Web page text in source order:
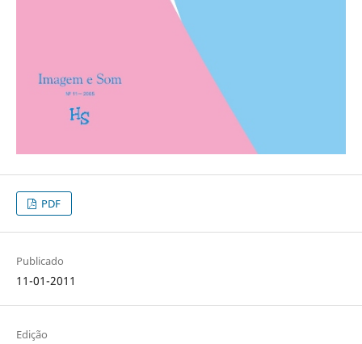
PDF
Publicado
11-01-2011
Edição